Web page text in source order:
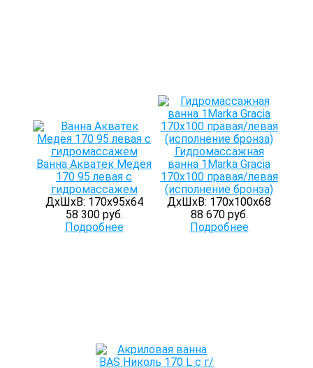
Ванна Акватек Медея
170 95 левая с
гидромассажем
ДхШхВ: 170х95х64
58 300 руб.
Подробнее
Гидромассажная
ванна 1Marka Gracia
170х100 правая/левая
(исполнение бронза)
ДхШхВ: 170х100х68
88 670 руб.
Подробнее